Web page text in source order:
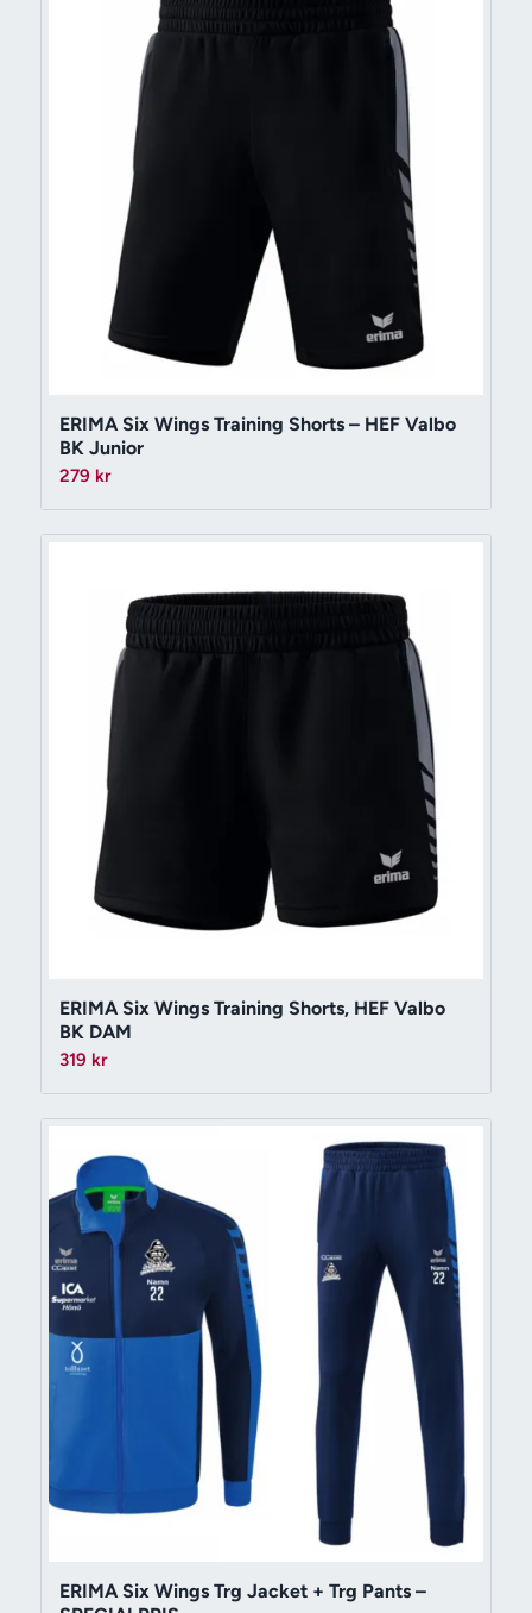
ERIMA Six Wings Training Shorts – HEF Valbo
BK Junior
279 kr
ERIMA Six Wings Training Shorts, HEF Valbo
BK DAM
319 kr
ERIMA Six Wings Trg Jacket + Trg Pants –